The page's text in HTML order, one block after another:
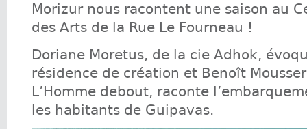
Morizur nous racontent une saison au
des Arts de la Rue Le Fourneau !
Doriane Moretus, de la cie Adhok,
résidence de création et Benoît
L’Homme debout, raconte
les habitants de Guipavas.